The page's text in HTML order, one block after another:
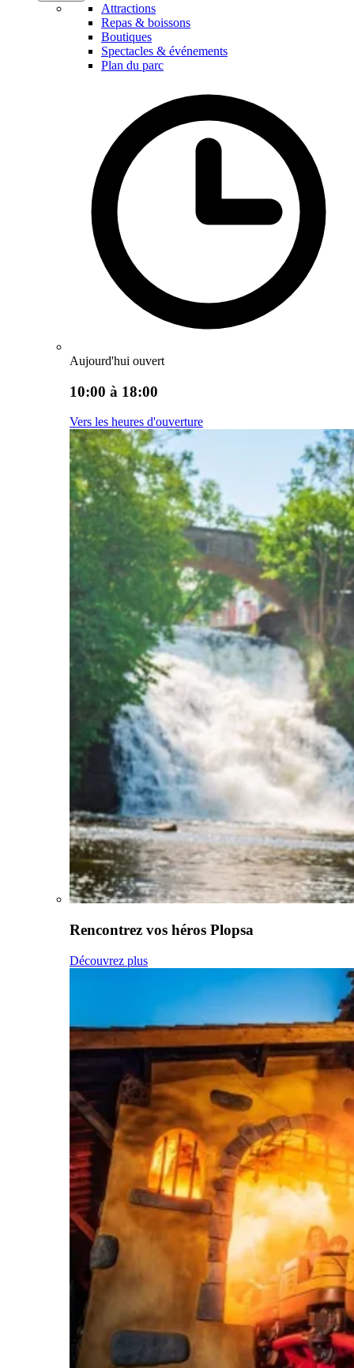
Attractions
Repas & boissons
Boutiques
Spectacles & événements
Plan du parc
Aujourd'hui ouvert
10:00 à 18:00
Vers les heures d'ouverture
Rencontrez vos héros Plopsa
Découvrez plus